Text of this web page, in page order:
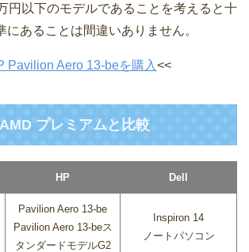
円以下のモデルであることを考えると十
にあることは間違いありません。
Pavilion Aero 13-beを購入<<
プレミアムと比較
HP Dell
Pavilion Aero 13-be
Pavilion Aero 13-beス
タンダードモデルG2
Inspiron 14
ノートパソコン